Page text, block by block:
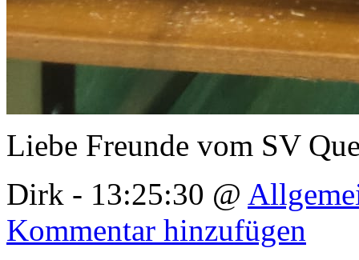
Liebe Freunde vom SV
Dirk - 13:25:30 @
Kommentar hinzufügen